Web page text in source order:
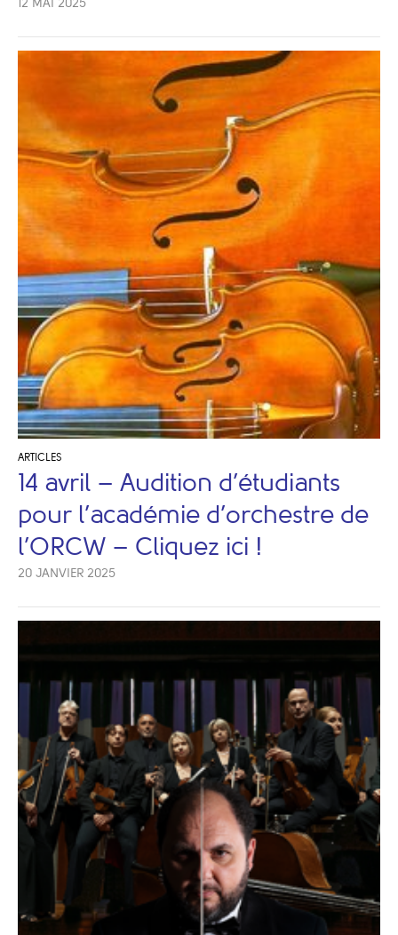
12 MAI 2025
ARTICLES
14 avril – Audition d’étudiants
pour l’académie d’orchestre de
l’ORCW – Cliquez ici !
20 JANVIER 2025